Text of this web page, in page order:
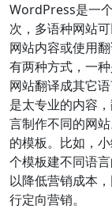
WordPress是一
次，多语种网站
网站内容或使用
有两种方式，一
网站翻译成其它
是太专业的内容
言制作不同的网
的模板。比如，
个模板建不同语
以降低营销成本
行定向营销。